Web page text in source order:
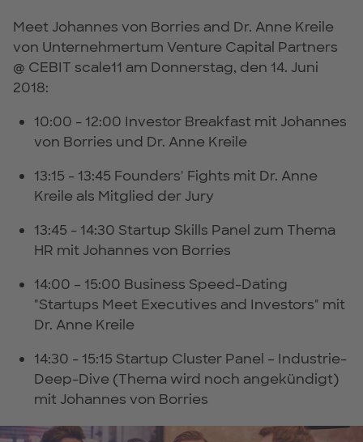
Meet Johannes von Borries and Dr. Anne Kreile
von Unternehmertum Venture Capital Partners
@ CEBIT scale11 am Donnerstag, den 14. Juni
2018:
10:00 - 12:00 Investor Breakfast mit Johannes
von Borries und Dr. Anne Kreile
13:15 - 13:45 Founders' Fights mit Dr. Anne
Kreile als Mitglied der Jury
13:45 - 14:30 Startup Skills Panel zum Thema
HR mit Johannes von Borries
14:00 – 15:00 Business Speed-Dating
"Startups Meet Executives and Investors" mit
Dr. Anne Kreile
14:30 - 15:15 Startup Cluster Panel – Industrie-
Deep-Dive (Thema wird noch angekündigt)
mit Johannes von Borries